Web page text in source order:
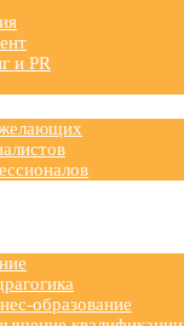
и PR
образование